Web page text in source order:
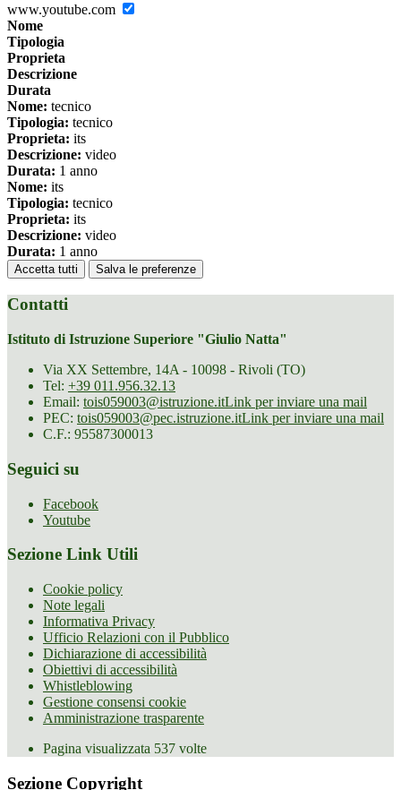
www.youtube.com
Nome
Tipologia
Proprieta
Descrizione
Durata
Nome: tecnico
Tipologia: tecnico
Proprieta: its
Descrizione: video
Durata: 1 anno
Nome: its
Tipologia: tecnico
Proprieta: its
Descrizione: video
Durata: 1 anno
Accetta tutti Salva le preferenze
Contatti
Istituto di Istruzione Superiore "Giulio Natta"
Via XX Settembre, 14A - 10098 - Rivoli (TO)
Tel: +39 011.956.32.13
Email: tois059003@istruzione.itLink per inviare una mail
PEC: tois059003@pec.istruzione.itLink per inviare una mail
C.F.: 95587300013
Seguici su
Facebook
Youtube
Sezione Link Utili
Cookie policy
Note legali
Informativa Privacy
Ufficio Relazioni con il Pubblico
Dichiarazione di accessibilità
Obiettivi di accessibilità
Whistleblowing
Gestione consensi cookie
Amministrazione trasparente
Pagina visualizzata 537 volte
Sezione Copyright